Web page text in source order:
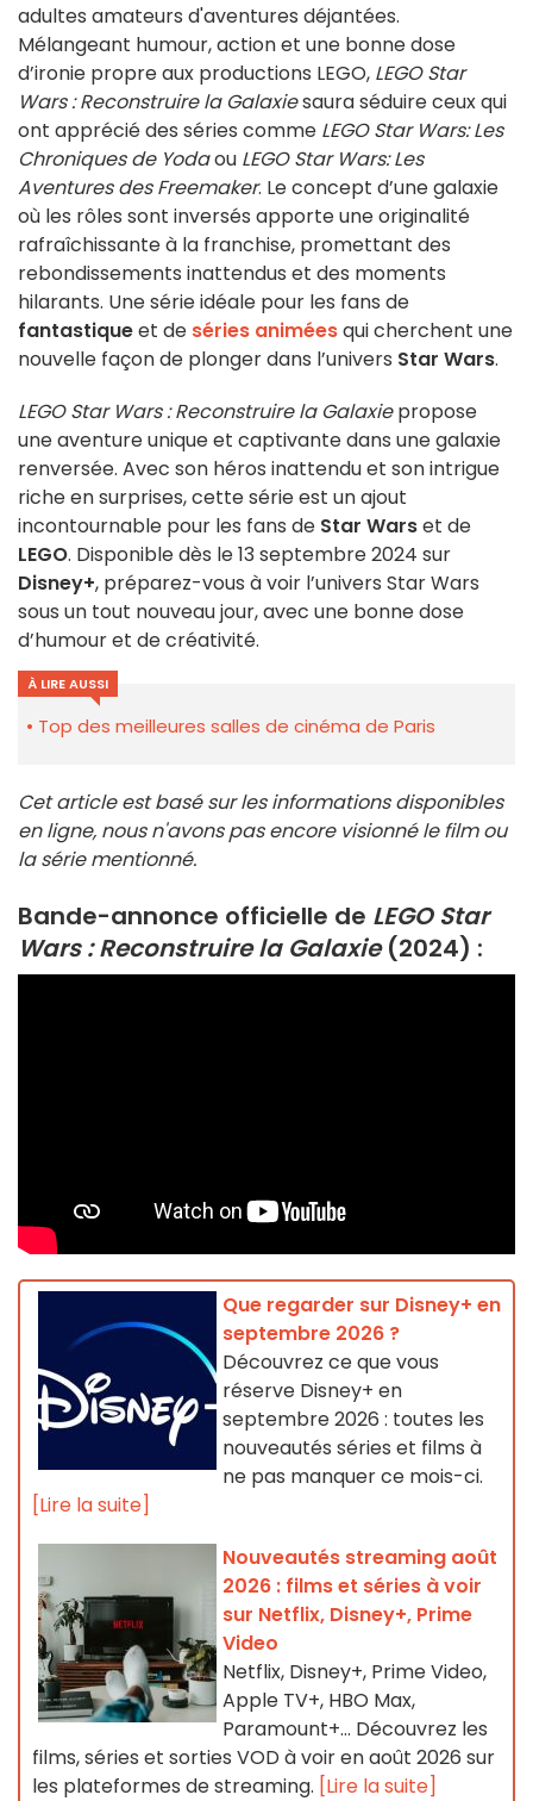
adultes amateurs d'aventures déjantées.
Mélangeant humour, action et une bonne dose
d’ironie propre aux productions LEGO, LEGO Star
Wars : Reconstruire la Galaxiesaura séduire ceux qui
ont apprécié des séries comme LEGO Star Wars: Les
Chroniques de Yodaou LEGO Star Wars: Les
Aventures des Freemaker. Le concept d’une galaxie
où les rôles sont inversés apporte une originalité
rafraîchissante à la franchise, promettant des
rebondissements inattendus et des moments
hilarants. Une série idéale pour les fans de
fantastiqueet de séries animéesqui cherchent une
nouvelle façon de plonger dans l’univers Star Wars.
LEGO Star Wars : Reconstruire la Galaxiepropose
une aventure unique et captivante dans une galaxie
renversée. Avec son héros inattendu et son intrigue
riche en surprises, cette série est un ajout
incontournable pour les fans de Star Warset de
LEGO. Disponible dès le 13 septembre 2024 sur
Disney+, préparez-vous à voir l’univers Star Wars
sous un tout nouveau jour, avec une bonne dose
d’humour et de créativité.
À LIRE AUSSI
Top des meilleures salles de cinéma de Paris
Cet article est basé sur les informations disponibles
en ligne, nous n'avons pas encore visionné le film ou
la série mentionné.
Bande-annonce officielle de LEGO Star
Wars : Reconstruire la Galaxie(2024) :
Que regarder sur Disney+ en
septembre 2026 ?
Découvrez ce que vous
réserve Disney+ en
septembre 2026 : toutes les
nouveautés séries et films à
ne pas manquer ce mois-ci.
[Lire la suite]
Nouveautés streaming août
2026 : films et séries à voir
sur Netflix, Disney+, Prime
Video
Netflix, Disney+, Prime Video,
Apple TV+, HBO Max,
Paramount+… Découvrez les
films, séries et sorties VOD à voir en août 2026 sur
les plateformes de streaming. [Lire la suite]